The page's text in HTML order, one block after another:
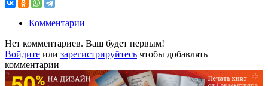
Комментарии
Нет комментариев. Ваш будет первым!
Войдите или зарегистрируйтесь чтобы добавлять
комментарии